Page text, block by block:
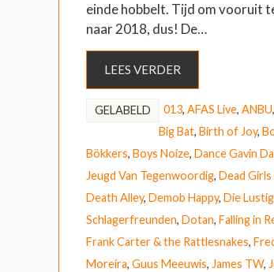
einde hobbelt. Tijd om vooruit
naar 2018, dus! De…
LEES VERDER
GELABELD 013, AFAS Live, ANBU,
Big Bat, Birth of Joy,
Bökkers, Boys Noize, Dance Gavin
Jeugd Van Tegenwoordig, Dead Girls
Death Alley, Demob Happy, Die
Schlagerfreunden, Dotan, Falling in
Frank Carter & the Rattlesnakes,
Moreira, Guus Meeuwis, James TW,